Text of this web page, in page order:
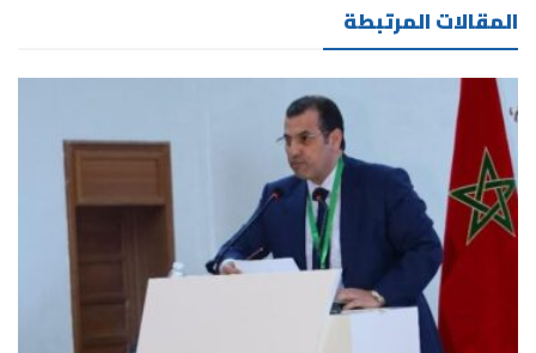
المقالات المرتبطة